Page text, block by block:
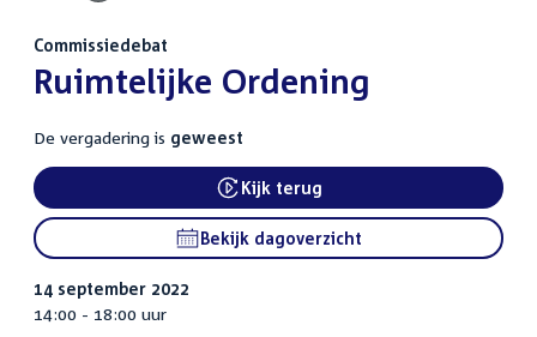
Commissiedebat
:Ruimtelijke Ordening
De vergadering is geweest
External link:
Kijk terug
Bekijk dagoverzicht
14 september 2022
14:00 - 18:00 uur